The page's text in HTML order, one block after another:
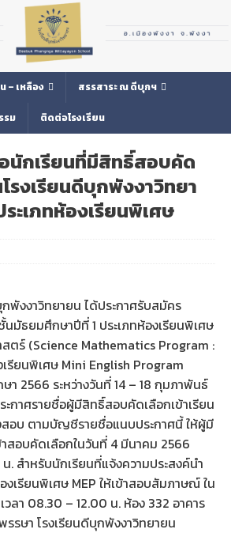
– เหลือง สรรสาระ ณ ดีบุกฯ
รม ติดต่อโรงเรียน
นักเรียนที่มีสิทธิ์สอบคัด
โรงเรียนดีบุกพังงาวิทยา
ระเภทห้องเรียนพิเศษ
งงาวิทยายน ได้ประกาศรับสมัคร
มัธยมศึกษาปีที่ 1 ประเภทห้องเรียนพิเศษ
ตร์ (Science Mathematics Program :
เรียนพิเศษ Mini English Program
ษา 2566 ระหว่างวันที่ 14 – 18 กุมภาพันธ์
กาศรายชื่อผู้มีสิทธิ์สอบคัดเลือกเข้าเรียน
อบ ตามบัญชีรายชื่อแนบประกาศนี้ ให้ผู้มี
สอบคัดเลือกในวันที่ 4 มีนาคม 2566
. สำหรับนักเรียนที่แจ้งความประสงค์นำ
เรียนพิเศษ MEP ให้เข้าสอบสัมภาษณ์ ใน
ลา 08.30 – 12.00 น. ห้อง 332 อาคาร
รษา โรงเรียนดีบุกพังงาวิทยายน